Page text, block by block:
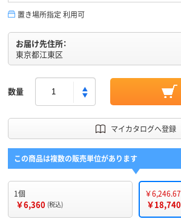
置き場所指定 利用可
お届け先住所：
東京都江東区
数量
マイカタログへ登録
この商品は複数の販売単位があります
1個
￥6,360 (税込)
￥6,246.67
￥18,740